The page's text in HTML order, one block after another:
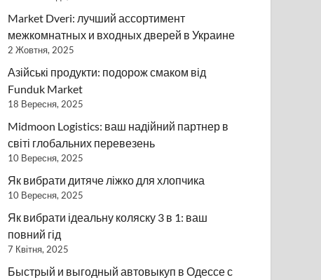
Market Dveri: лучший ассортимент
межкомнатных и входных дверей в Украине
2 Жовтня, 2025
Азійські продукти: подорож смаком від
Funduk Market
18 Вересня, 2025
Midmoon Logistics: ваш надійний партнер в
світі глобальних перевезень
10 Вересня, 2025
Як вибрати дитяче ліжко для хлопчика
10 Вересня, 2025
Як вибрати ідеальну коляску 3 в 1: ваш
повний гід
7 Квітня, 2025
Быстрый и выгодный автовыкуп в Одессе с